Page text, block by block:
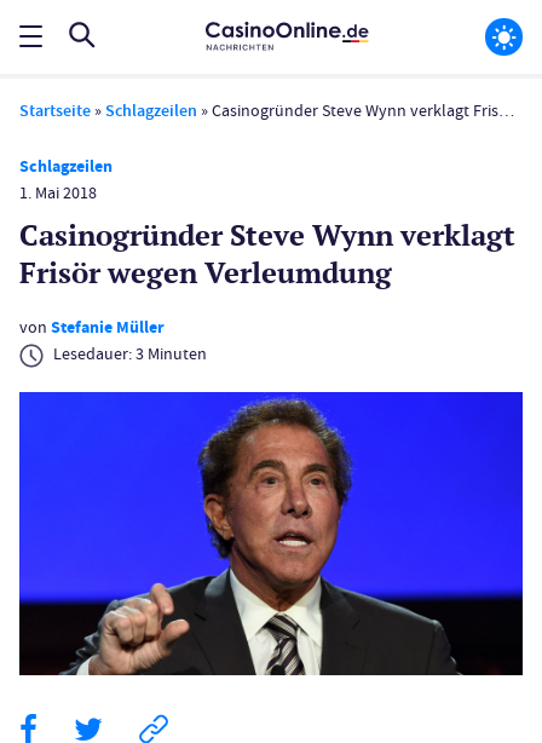
Startseite »Schlagzeilen »Casinogründer Steve Wynn verklagt Frisör wegen Verleumdung
Schlagzeilen
1. Mai 2018
Casinogründer Steve Wynn verklagt
Frisör wegen Verleumdung
von Stefanie Müller
Lesedauer:3 Minuten